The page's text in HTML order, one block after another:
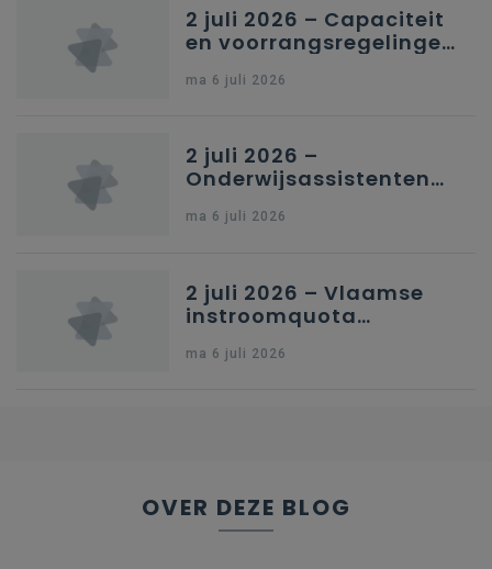
2 juli 2026 – Capaciteit
en voorrangsregelingen
secundair onderwijs in
ma 6 juli 2026
2 juli 2026 –
Onderwijsassistenten
kleuteronderwijs
ma 6 juli 2026
2 juli 2026 – Vlaamse
instroomquota
federale RIZIV-
ma 6 juli 2026
OVER DEZE BLOG